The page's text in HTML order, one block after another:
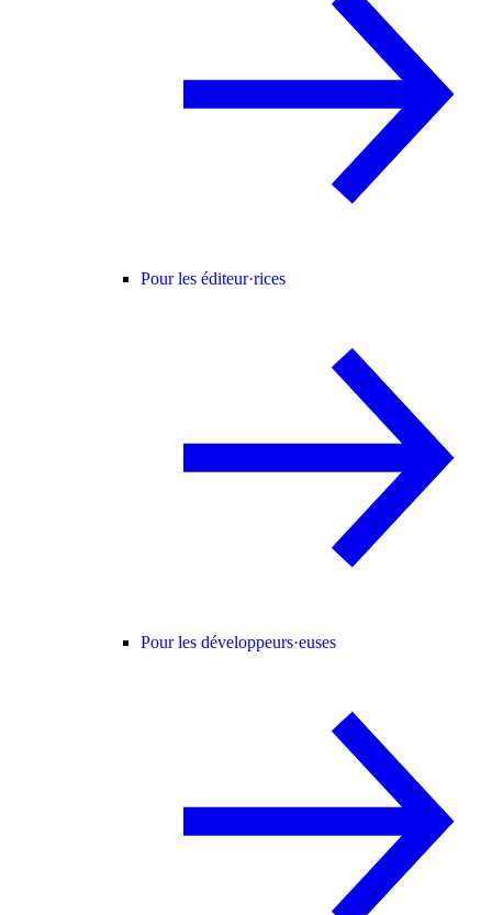
Pour les éditeur·rices
Pour les développeurs·euses